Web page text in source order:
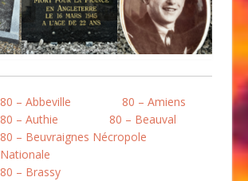
80 – Abbeville
80 – Amiens
80 – Authie
80 – Beauval
80 – Beuvraignes Nécropole
Nationale
80 – Brassy